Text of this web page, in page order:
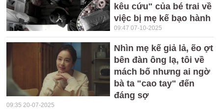
kêu cứu" của bé trai về
việc bị mẹ kế bạo hành
09:47 07-10-2025
Nhìn mẹ kế giả lả, ẽo ợt
bên đàn ông lạ, tôi về
mách bố nhưng ai ngờ
bà ta "cao tay" đến
đáng sợ
09:35 20-07-2025